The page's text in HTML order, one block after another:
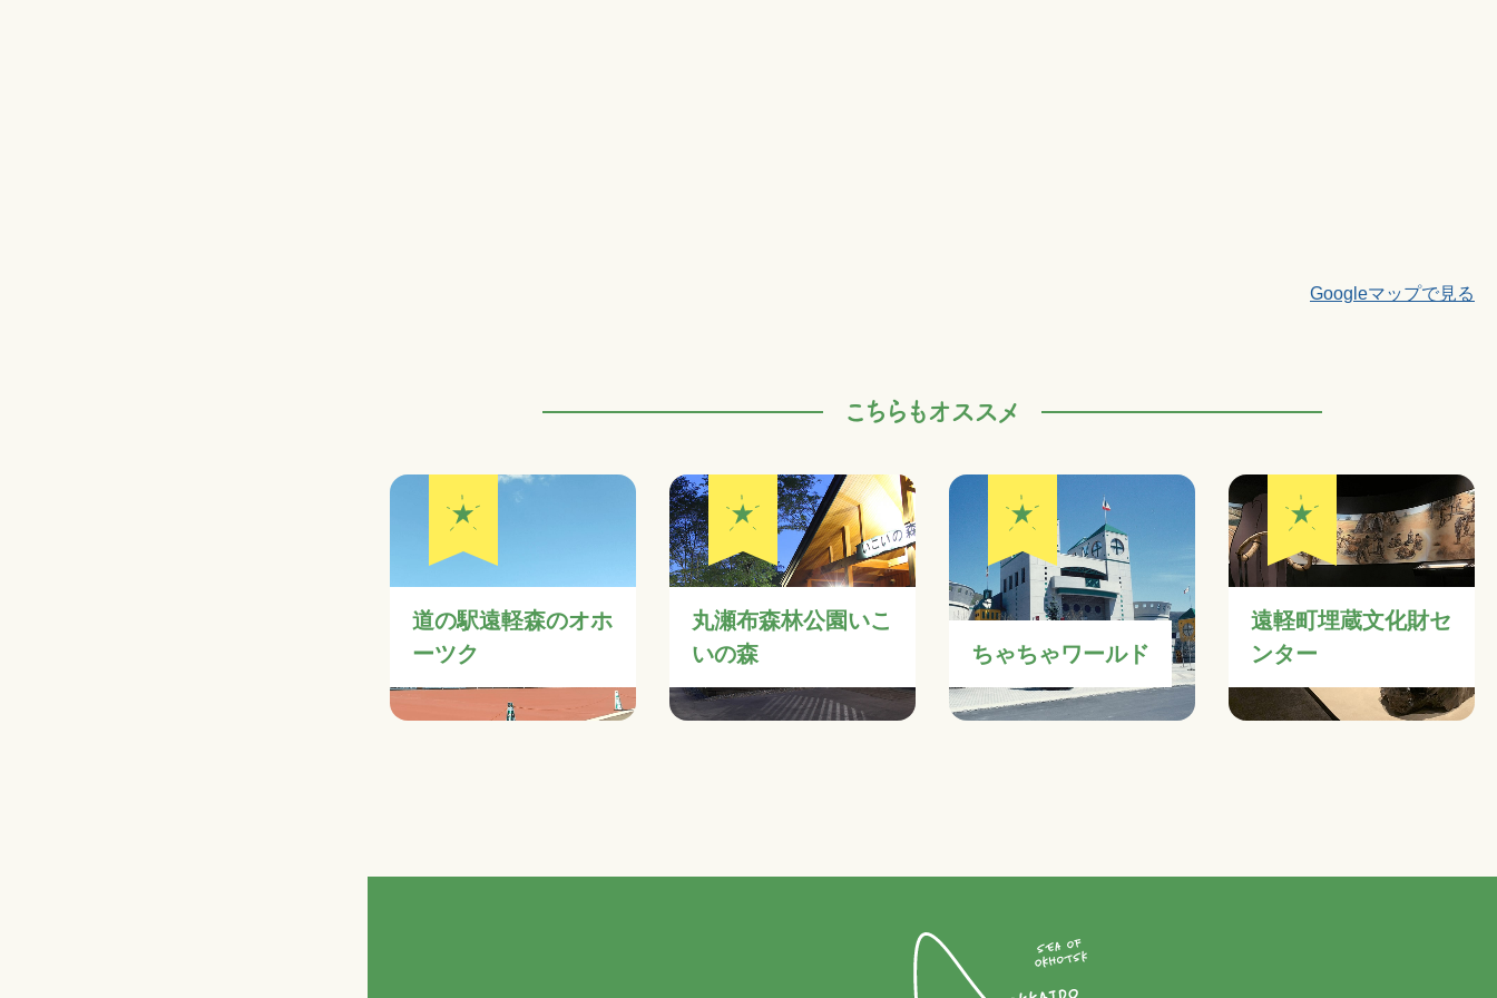
Googleマップで見る
こちらもオススメ
道の駅遠軽森のオホ
ーツク
丸瀬布森林公園いこ
いの森
ちゃちゃワールド
遠軽町埋蔵文化財セ
ンター